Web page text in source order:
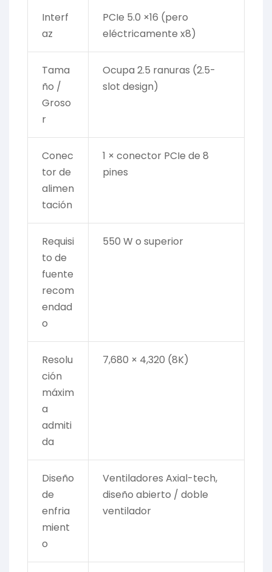
Interf
az
PCIe 5.0 ×16 (pero
eléctricamente x8)
Tama
ño /
Groso
r
Ocupa 2.5 ranuras (2.5-
slot design)
Conec
tor de
alimen
tación
1 × conector PCIe de 8
pines
Requisi
to de
fuente
recom
endad
o
550 W o superior
Resolu
ción
máxim
a
admiti
da
7,680 × 4,320 (8K)
Diseño
de
enfria
mient
o
Ventiladores Axial-tech,
diseño abierto / doble
ventilador